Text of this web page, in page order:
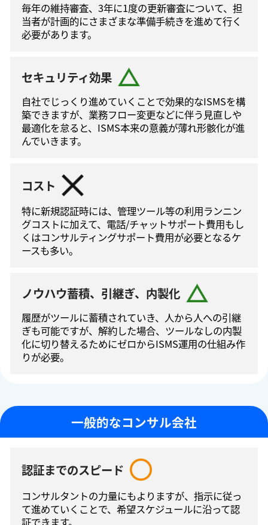
毎年の維持審査、3年に1度の更新審査について、担
当者が計画的にさまざまな準備手続きを進めて⾏く
必要があります。
セキュリティ効果
自社でじっくり進めていくことで効果的なISMSを構
築できますが、業務フロー変更などに伴う⾒直しや
最適化を怠ると、ISMS本来の意義が薄れ形骸化が進
んでいきます。
コスト
特に新規認証時には、管理ツール等の利⽤ランニン
グコストに加えて、電話/チャットサポート費⽤もし
くはコンサルティングサポート費⽤が必要となるケ
ースも多い。
ノウハウ蓄積、引継ぎ、内製化
履歴がツールに蓄積されていき、人から人への引継
ぎも可能ですが、解約した場合、ツールなしの内製
化に切り替えるためにゼロからISMS運⽤の仕組み作
りが必要。
一般的なコンサル会社
認証までのスピード
コンサルタントの⼒量にもよりますが、指⽰に従っ
て進めていくことで、希望スケジュールに沿って認
証できます。